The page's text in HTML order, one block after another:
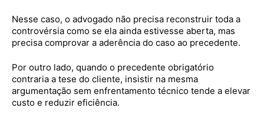
Nesse caso, o advogado não precisa reconstruir toda a
controvérsia como se ela ainda estivesse aberta, mas
precisa comprovar a aderência do caso ao precedente.
Por outro lado, quando o precedente obrigatório
contraria a tese do cliente, insistir na mesma
argumentação sem enfrentamento técnico tende a elevar
custo e reduzir eficiência.